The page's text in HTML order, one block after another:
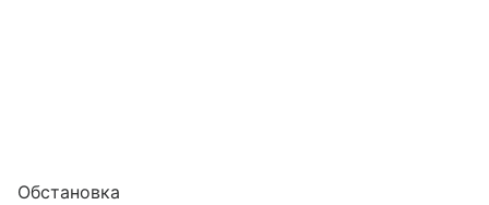
Обстановка